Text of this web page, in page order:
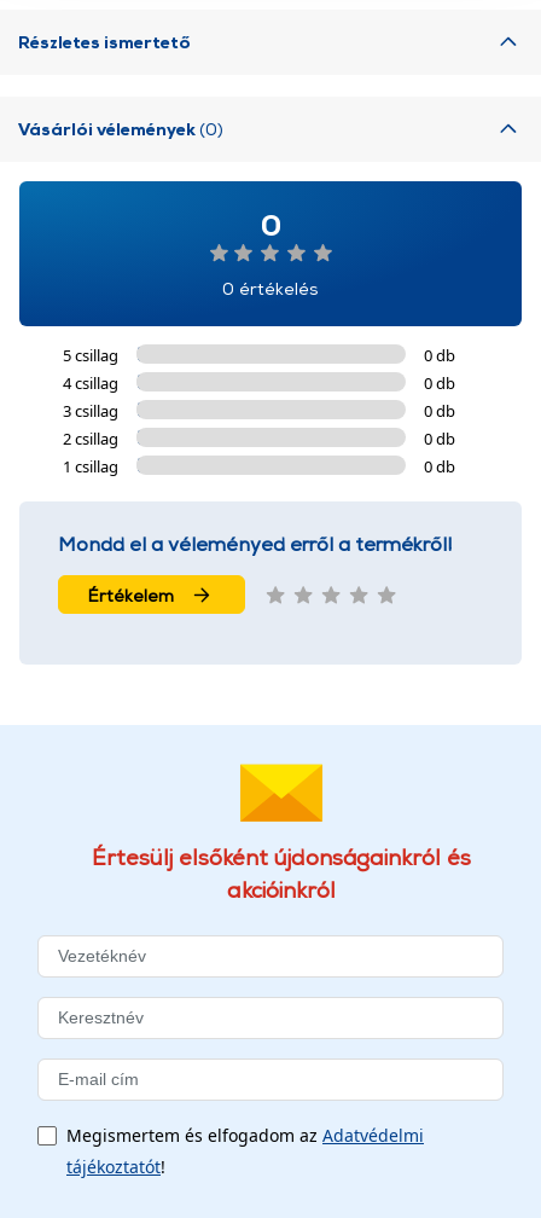
Részletes ismertető
Vásárlói vélemények(0)
0
0 értékelés
5 csillag
0 db
4 csillag
0 db
3 csillag
0 db
2 csillag
0 db
1 csillag
0 db
Mondd el a véleményed erről a termékről!
Értékelem
Értesülj elsőként újdonságainkról és
akcióinkról
Megismertem és elfogadom az Adatvédelmi
tájékoztatót!